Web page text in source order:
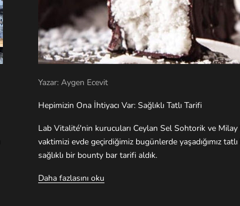
Yazar: Aygen Ecevit
Hepimizin Ona İhtiyacı Var: Sağlıklı Tatlı Tarifi
Lab Vitalité'nin kurucuları Ceylan Sel Sohtorik ve
vaktimizi evde geçirdiğimiz bugünlerde yaşadığımız
sağlıklı bir bounty bar tarifi aldık.
Daha fazlasını oku